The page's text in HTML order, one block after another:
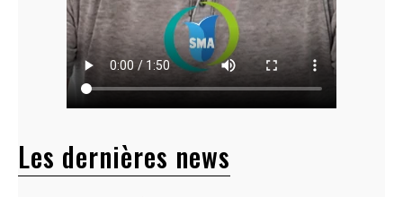
Les dernières news